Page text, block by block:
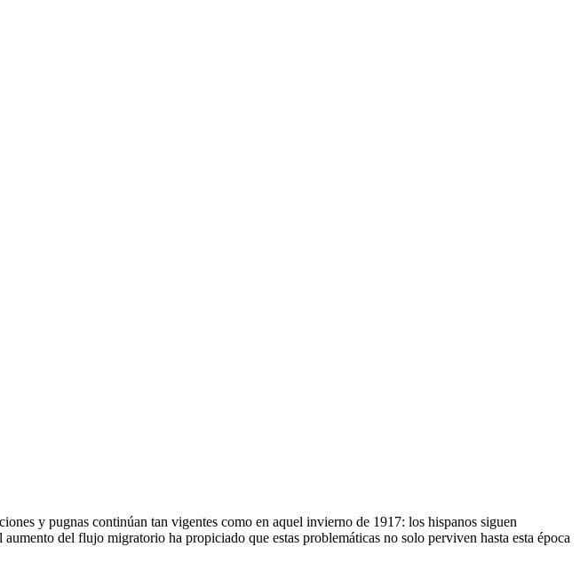
y pugnas continúan tan vigentes como en aquel invierno de 1917: los hispanos siguen
del flujo migratorio ha propiciado que estas problemáticas no solo perviven hasta esta época